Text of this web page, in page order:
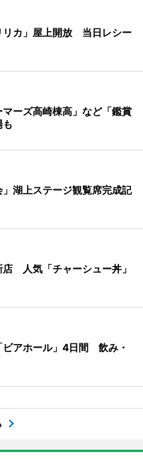
リカ」屋上開放 当日レシー
ーズ高崎棟高」など「鑑賞
も
湖上ステージ観覧席完成記
人気「チャーシュー丼」
ビアホール」4日間 飲み・